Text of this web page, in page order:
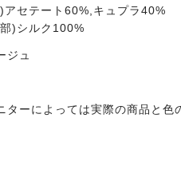
アセテート60%,キュプラ40%
)シルク100%
ジュ
ターによっては実際の商品と色